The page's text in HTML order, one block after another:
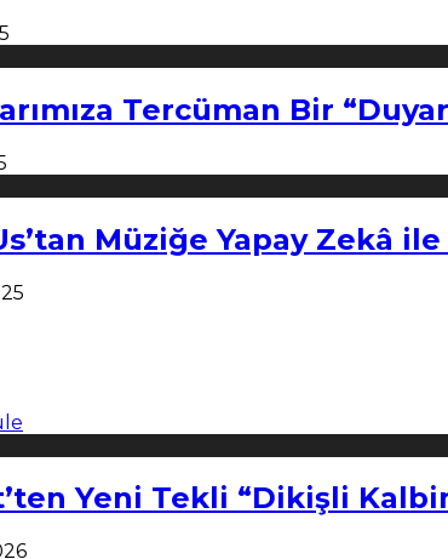
Tercüman Bir
Müziğe Yapay Zekâ
Yeni Tekli “Dikişli